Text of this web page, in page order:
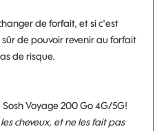
de forfait, et si c'est
de pouvoir revenir au forfait
de risque.
Sosh Voyage 200 Go 4G/5G!
cheveux, et ne les fait pas